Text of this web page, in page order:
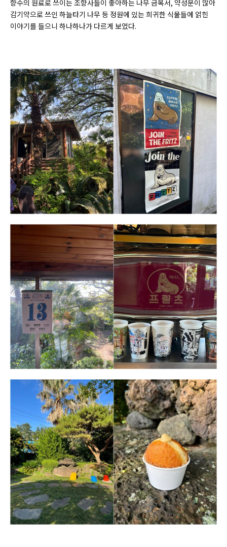
향수의 원료로 쓰이는 조향사들이 좋아하는 나무 금목서, 약성분이 많아
감기약으로 쓰인 하늘타기 나무 등 정원에 있는 희귀한 식물들에 얽힌
이야기를 들으니 하나하나가 다르게 보였다.